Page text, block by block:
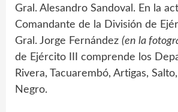
Gral. Alesandro Sandoval. En la
Comandante de la División de
Gral. Jorge Fernández (en la
de Ejército III comprende los
Rivera, Tacuarembó, Artigas,
Negro.